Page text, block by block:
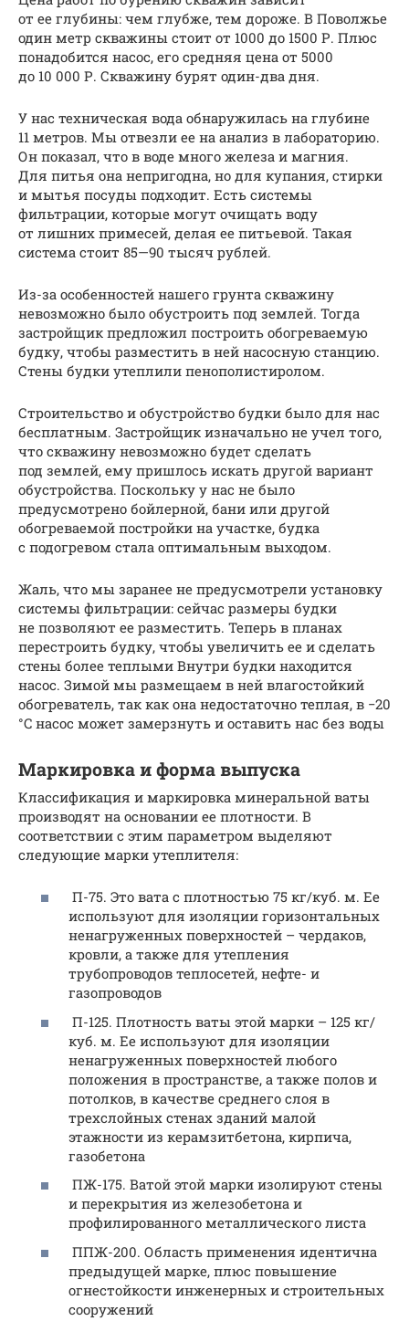
от ее глубины: чем глубже, тем дороже. В Поволжье
один метр скважины стоит от 1000 до 1500 Р. Плюс
понадобится насос, его средняя цена от 5000
до 10 000 Р. Скважину бурят один-два дня.
У нас техническая вода обнаружилась на глубине
11 метров. Мы отвезли ее на анализ в лабораторию.
Он показал, что в воде много железа и магния.
Для питья она непригодна, но для купания, стирки
и мытья посуды подходит. Есть системы
фильтрации, которые могут очищать воду
от лишних примесей, делая ее питьевой. Такая
система стоит 85—90 тысяч рублей.
Из-за особенностей нашего грунта скважину
невозможно было обустроить под землей. Тогда
застройщик предложил построить обогреваемую
будку, чтобы разместить в ней насосную станцию.
Стены будки утеплили пенополистиролом.
Строительство и обустройство будки было для нас
бесплатным. Застройщик изначально не учел того,
что скважину невозможно будет сделать
под землей, ему пришлось искать другой вариант
обустройства. Поскольку у нас не было
предусмотрено бойлерной, бани или другой
обогреваемой постройки на участке, будка
с подогревом стала оптимальным выходом.
Жаль, что мы заранее не предусмотрели установку
системы фильтрации: сейчас размеры будки
не позволяют ее разместить. Теперь в планах
перестроить будку, чтобы увеличить ее и сделать
стены более теплыми Внутри будки находится
насос. Зимой мы размещаем в ней влагостойкий
обогреватель, так как она недостаточно теплая, в −20
°C насос может замерзнуть и оставить нас без воды
Маркировка и форма выпуска
Классификация и маркировка минеральной ваты
производят на основании ее плотности. В
соответствии с этим параметром выделяют
следующие марки утеплителя:
П-75. Это вата с плотностью 75 кг/куб. м. Ее
используют для изоляции горизонтальных
ненагруженных поверхностей – чердаков,
кровли, а также для утепления
трубопроводов теплосетей, нефте- и
газопроводов
П-125. Плотность ваты этой марки – 125 кг/
куб. м. Ее используют для изоляции
ненагруженных поверхностей любого
положения в пространстве, а также полов и
потолков, в качестве среднего слоя в
трехслойных стенах зданий малой
этажности из керамзитбетона, кирпича,
газобетона
ПЖ-175. Ватой этой марки изолируют стены
и перекрытия из железобетона и
профилированного металлического листа
ППЖ-200. Область применения идентична
предыдущей марке, плюс повышение
огнестойкости инженерных и строительных
сооружений